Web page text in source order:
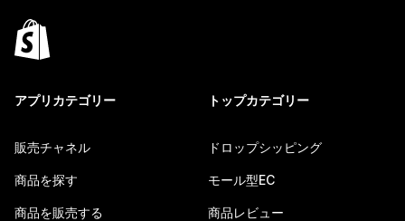
アプリカテゴリー
販売チャネル
商品を探す
商品を販売する
トップカテゴリー
ドロップシッピング
モール型EC
商品レビュー